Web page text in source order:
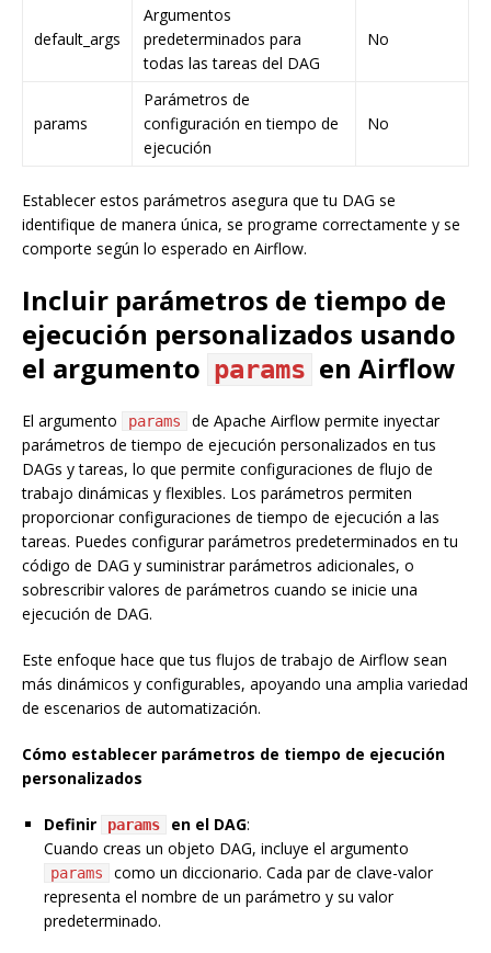
default_args
Argumentos
predeterminados para
todas las tareas del DAG
No
params
Parámetros de
configuración en tiempo de
ejecución
No
Establecer estos parámetros asegura que tu DAG se
identifique de manera única, se programe correctamente y se
comporte según lo esperado en Airflow.
Incluir parámetros de tiempo de
ejecución personalizados usando
el argumento params en Airflow
El argumento params
de Apache Airflow permite inyectar
parámetros de tiempo de ejecución personalizados en tus
DAGs y tareas, lo que permite configuraciones de flujo de
trabajo dinámicas y flexibles. Los parámetros permiten
proporcionar configuraciones de tiempo de ejecución a las
tareas. Puedes configurar parámetros predeterminados en tu
código de DAG y suministrar parámetros adicionales, o
sobrescribir valores de parámetros cuando se inicie una
ejecución de DAG.
Este enfoque hace que tus flujos de trabajo de Airflow sean
más dinámicos y configurables, apoyando una amplia variedad
de escenarios de automatización.
Cómo establecer parámetros de tiempo de ejecución
personalizados
Definir params en el DAG:
Cuando creas un objeto DAG, incluye el argumento
params
como un diccionario. Cada par de clave-valor
representa el nombre de un parámetro y su valor
predeterminado.